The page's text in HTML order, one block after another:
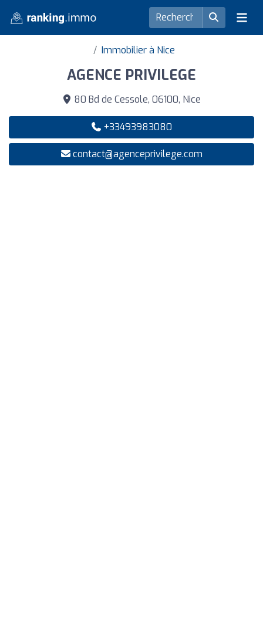
Immobilier à Nice
AGENCE PRIVILEGE
80 Bd de Cessole, 06100, Nice
+33493983080
contact@agenceprivilege.com